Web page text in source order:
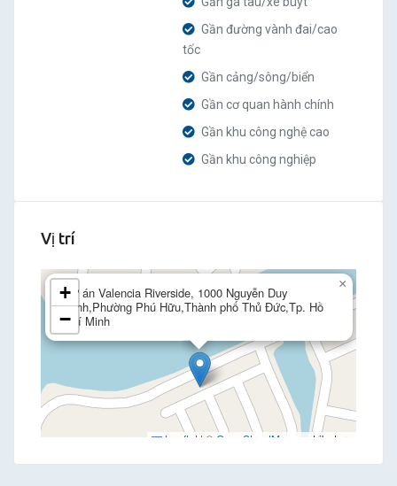
Gần đường vành đai/cao
tốc
Gần cảng/sông/biển
Gần cơ quan hành chính
Gần khu công nghệ cao
Gần khu công nghiệp
Vị trí
Dự án Valencia Riverside, 1000 Nguyễn Duy
Trinh,Phường Phú Hữu,Thành phố Thủ Đức,Tp. Hồ
Chí Minh
×
+
−
Leaflet | © OpenStreetMap contributors